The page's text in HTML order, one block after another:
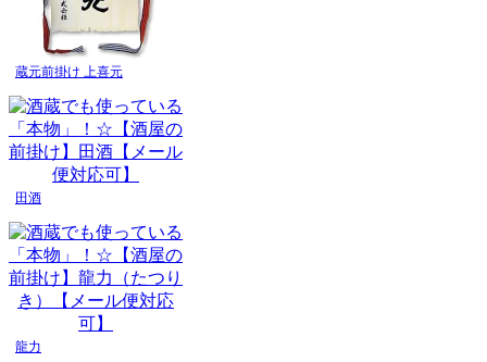
蔵元前掛け 上喜元
田酒
龍力